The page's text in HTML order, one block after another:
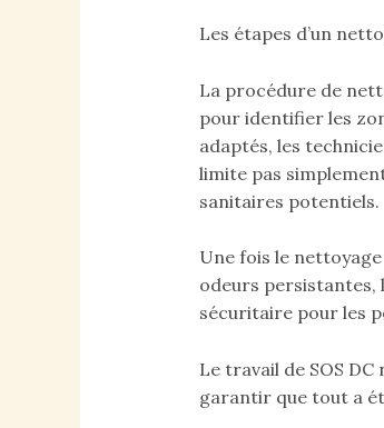
Les étapes d’un
La procédure de
pour identifier les
adaptés, les
limite pas
sanitaires potentiels.
Une fois le
odeurs persistantes,
sécuritaire pour les
Le travail de SOS
garantir que tout a